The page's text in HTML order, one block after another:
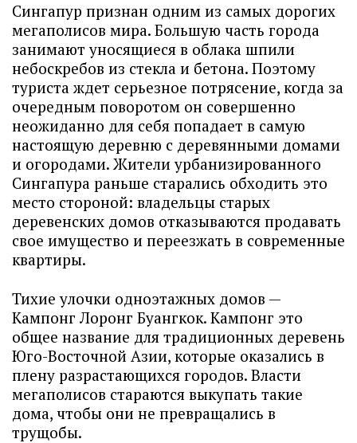
Сингапур признан одним из самых дорогих
мегаполисов мира. Большую часть города
занимают уносящиеся в облака шпили
небоскребов из стекла и бетона. Поэтому
туриста ждет серьезное потрясение, когда за
очередным поворотом он совершенно
неожиданно для себя попадает в самую
настоящую деревню с деревянными домами
и огородами. Жители урбанизированного
Сингапура раньше старались обходить это
место стороной: владельцы старых
деревенских домов отказываются продавать
свое имущество и переезжать в современные
квартиры.
Тихие улочки одноэтажных домов —
Кампонг Лоронг Буангкок. Кампонг это
общее название для традиционных деревень
Юго-Восточной Азии, которые оказались в
плену разрастающихся городов. Власти
мегаполисов стараются выкупать такие
дома, чтобы они не превращались в
трущобы.